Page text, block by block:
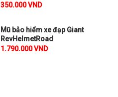
350.000 VND
Mũ bảo hiểm xe đạp Giant
RevHelmetRoad
1.790.000 VND